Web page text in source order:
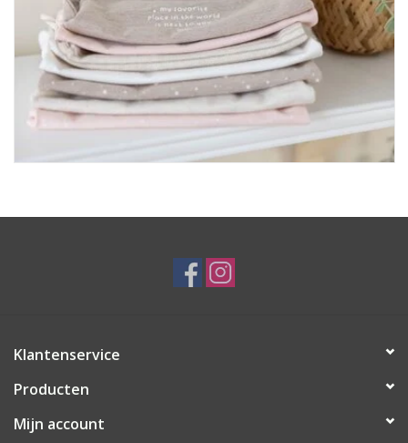
Klantenservice
Producten
Mijn account